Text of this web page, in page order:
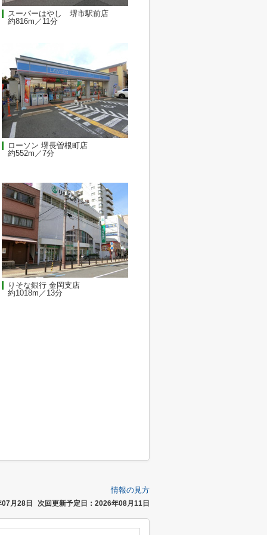
スーパーはやし 堺市駅前店
約816m／11分
ローソン 堺長曽根町店
約552m／7分
りそな銀行 金岡支店
約1018m／13分
情報の見方
月28日 次回更新予定日：2026年08月11日